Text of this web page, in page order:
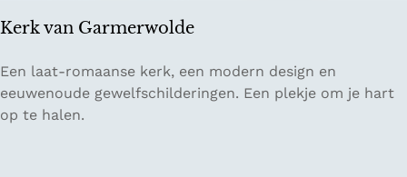
s
o
p
s
Kerk van Garmerwolde
K
e
r
Een laat-romaanse kerk, een modern design en
eeuwenoude gewelfschilderingen. Een plekje om je hart
op te halen.